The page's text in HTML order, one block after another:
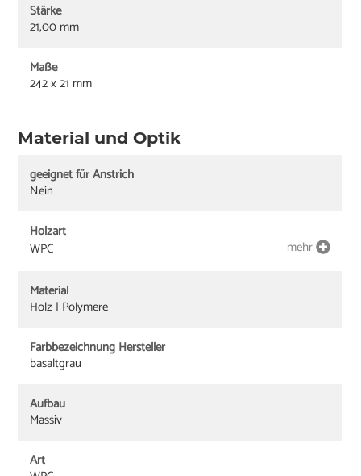
Stärke
21,00 mm
Maße
242 x 21 mm
Material und Optik
geeignet für Anstrich
Nein
Holzart
WPC
mehr
Material
Holz | Polymere
Farbbezeichnung Hersteller
basaltgrau
Aufbau
Massiv
Art